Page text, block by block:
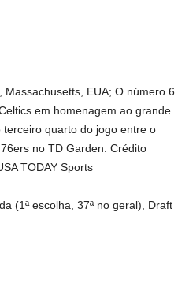
EUA; O número 6
em homenagem ao grande
terceiro quarto do jogo entre o
no TD Garden. Crédito
TODAY Sports
(1ª escolha, 37ª no geral), Draft